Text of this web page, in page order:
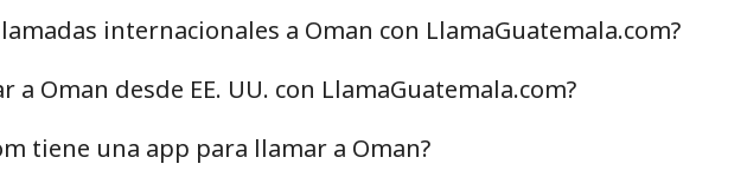
internacionales a Oman con LlamaGuatemala.com?
a Oman desde EE. UU. con LlamaGuatemala.com?
tiene una app para llamar a Oman?